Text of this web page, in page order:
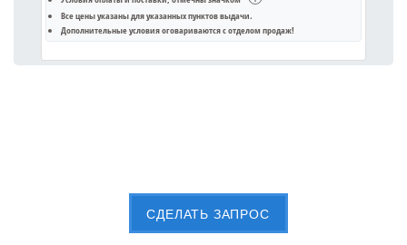
Все цены указаны дляуказанных пунктов выдачи.
Дополнительные условия оговариваются с отделом продаж!
CДЕЛАТЬ ЗАПРОС